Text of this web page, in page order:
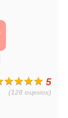
5
(128 оценок)